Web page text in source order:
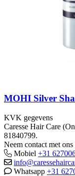
MOHI Silver
KVK gegevens
Caresse Hair Care
81840799.
Neem contact met ons
Mobiel +31
Whatsapp +31